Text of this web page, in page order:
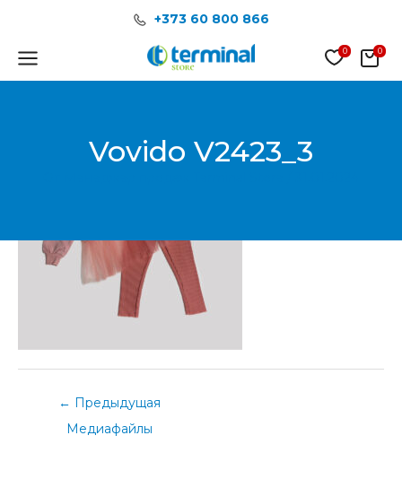
содержимому
+373 60 800 866
Main
Menu
Vovido V2423_3
← Предыдущая
Медиафайлы